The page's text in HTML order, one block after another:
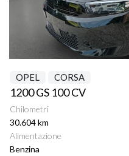
OPEL CORSA
1200 GS 100 CV
Chilometri
30.604 km
Alimentazione
Benzina